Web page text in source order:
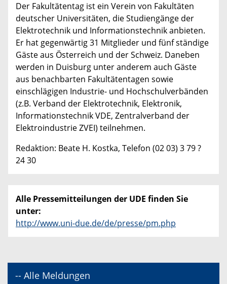
Der Fakultätentag ist ein Verein von Fakultäten
deutscher Universitäten, die Studiengänge der
Elektrotechnik und Informationstechnik anbieten.
Er hat gegenwärtig 31 Mitglieder und fünf ständige
Gäste aus Österreich und der Schweiz. Daneben
werden in Duisburg unter anderem auch Gäste
aus benachbarten Fakultätentagen sowie
einschlägigen Industrie- und Hochschulverbänden
(z.B. Verband der Elektrotechnik, Elektronik,
Informationstechnik VDE, Zentralverband der
Elektroindustrie ZVEI) teilnehmen.
Redaktion: Beate H. Kostka, Telefon (02 03) 3 79 ?
24 30
Alle Pressemitteilungen der UDE finden Sie
unter:
http://www.uni-due.de/de/presse/pm.php
-- Alle Meldungen